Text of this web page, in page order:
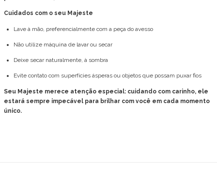
Cuidados com o seu Majeste
Lave à mão, preferencialmente com a peça do avesso
Não utilize máquina de lavar ou secar
Deixe secar naturalmente, à sombra
Evite contato com superfícies ásperas ou objetos que possam puxar fios
Seu Majeste merece atenção especial: cuidando com carinho, ele
estará sempre impecável para brilhar com você em cada momento
único.